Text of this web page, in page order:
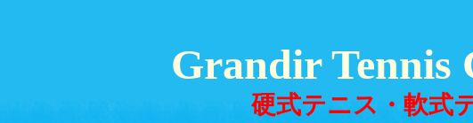
Grandir
硬式テニス・軟式